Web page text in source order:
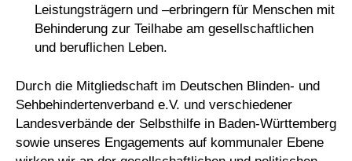
Leistungsträgern und –erbringern für Menschen mit
Behinderung zur Teilhabe am gesellschaftlichen
und beruflichen Leben.
Durch die Mitgliedschaft im Deutschen Blinden- und
Sehbehindertenverband e.V. und verschiedener
Landesverbände der Selbsthilfe in Baden-Württemberg
sowie unseres Engagements auf kommunaler Ebene